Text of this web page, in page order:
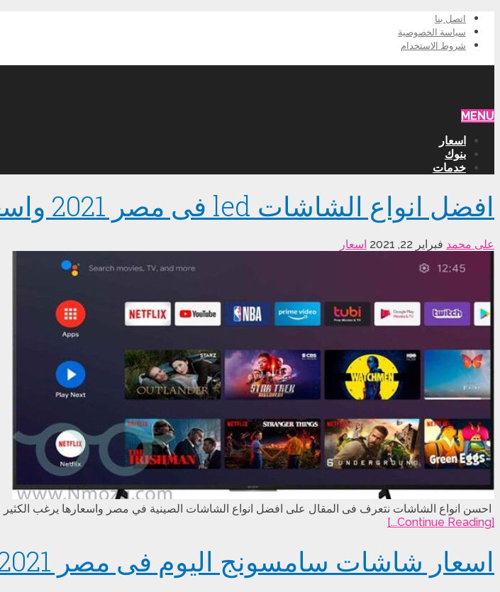
اتصل بنا
سياسة الخصوصية
شروط الاستخدام
MENU
اسعار
بنوك
خدمات
افضل انواع الشاشات led فى مصر 2021 واسعارها
على محمد فبراير 22, 2021 اسعار
احسن انواع الشاشات نتعرف فى المقال على افضل انواع الشاشات الصينية في مصر واسعارها يرغب
[Continue Reading...]
اسعار شاشات سامسونج اليوم فى مصر 2021